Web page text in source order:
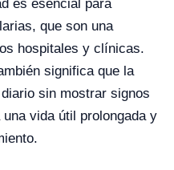
es esencial para
que son una
hospitales y clínicas.
significa que la
sin mostrar signos
vida útil prolongada y